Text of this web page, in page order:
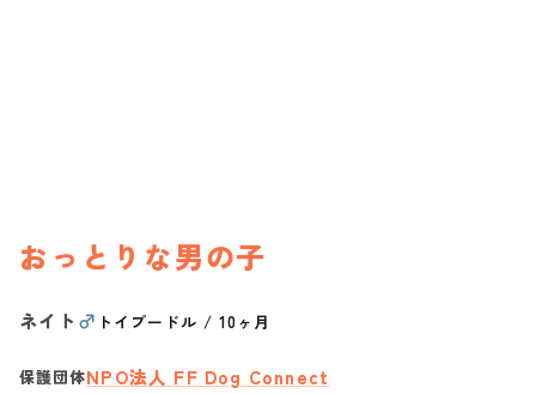
おっとりな男の子
ネイト ♂ トイプードル /10ヶ月
保護団体NPO法人 FF Dog Connect